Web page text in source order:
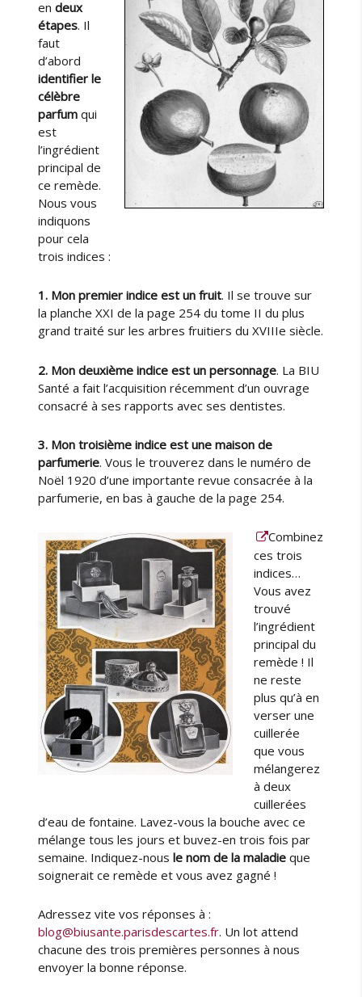
e
r
e
è
d
e
s
e
e
endeux
étapes. Il
faut
d’abord
identifier le
célèbre
parfum qui
est
l’ingrédient
principal de
ce remède.
Nous vous
indiquons
pour cela
trois indices :
1. Mon premier indice est un fruit. Il se trouve sur
la planche XXI de la page 254 du tome II du plus
grand traité sur les arbres fruitiers du XVIIIe siècle.
2. Mon deuxième indice est un personnage. La BIU
Santé a fait l’acquisition récemment d’un ouvrage
consacré à ses rapports avec ses dentistes.
3. Mon troisième indice est une maison de
parfumerie. Vous le trouverez dans le numéro de
Noël 1920 d’une importante revue consacrée à la
parfumerie, en bas à gauche de la page 254.
Combinez
ces trois
indices…
Vous avez
trouvé
l’ingrédient
principal du
remède ! Il
ne reste
plus qu’à en
verser une
cuillerée
que vous
mélangerez
à deux
cuillerées
d’eau de fontaine. Lavez-vous la bouche avec ce
mélange tous les jours et buvez-en trois fois par
semaine. Indiquez-nousle nom de la maladie que
soignerait ce remède et vous avez gagné !
Adressez vite vos réponses à :
blog@biusante.parisdescartes.fr. Un lot attend
chacune des trois premières personnes à nous
envoyer la bonne réponse.